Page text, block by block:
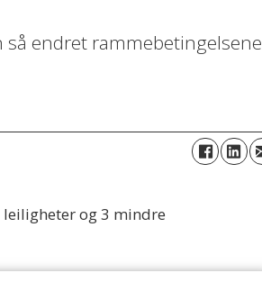
endret rammebetingelsene
og 3 mindre